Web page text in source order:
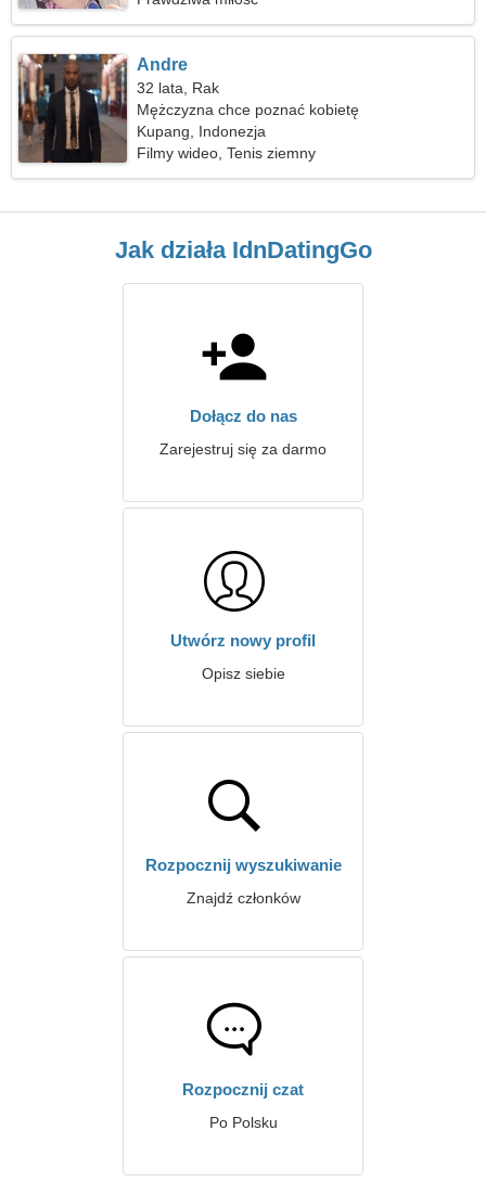
Andre
32 lata, Rak
Mężczyzna chce poznać kobietę
Kupang, Indonezja
Filmy wideo, Tenis ziemny
Jak działa IdnDatingGo
Dołącz do nas
Zarejestruj się za darmo
Utwórz nowy profil
Opisz siebie
Rozpocznij wyszukiwanie
Znajdź członków
Rozpocznij czat
Po Polsku